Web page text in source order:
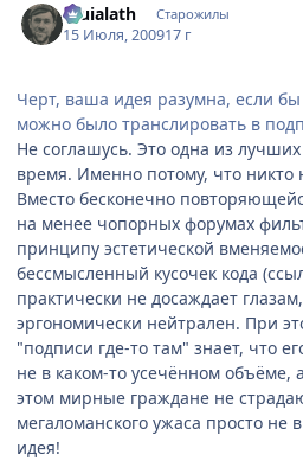
Eruialath Старожилы
15 Июля, 200917 г
Черт, ваша идея разумна, если
можно было транслировать в
Не соглашусь. Это одна из
время. Именно потому, что никто
Вместо бесконечно
на менее чопорных форумах
принципу эстетической
бессмысленный кусочек кода
практически не досаждает
эргономически нейтрален. При
"подписи где-то там" знает, что
не в каком-то усечённом объёме,
этом мирные граждане не
мегаломанского ужаса просто не
идея!